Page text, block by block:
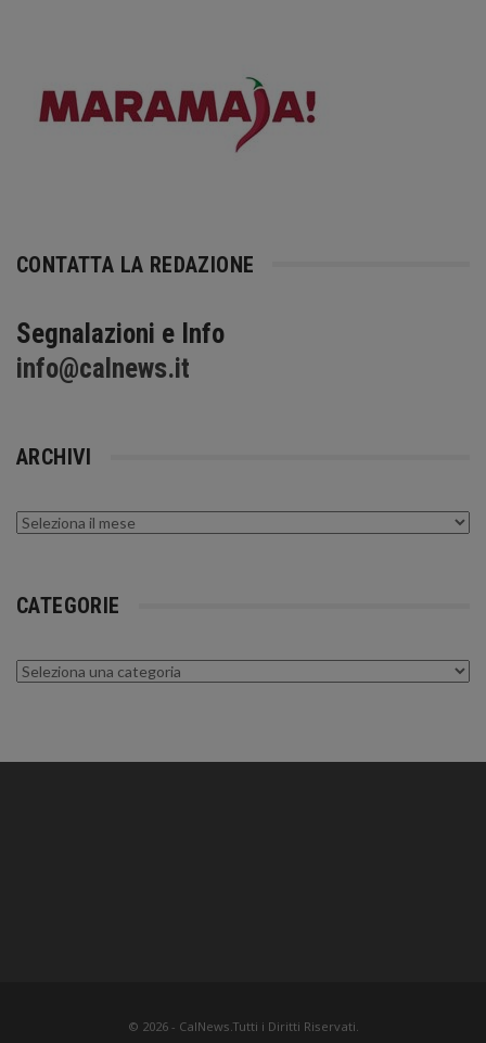
CONTATTA LA REDAZIONE
Segnalazioni e Info
info@calnews.it
ARCHIVI
Archivi
CATEGORIE
Categorie
© 2026 - CalNews.Tutti i Diritti Riservati.